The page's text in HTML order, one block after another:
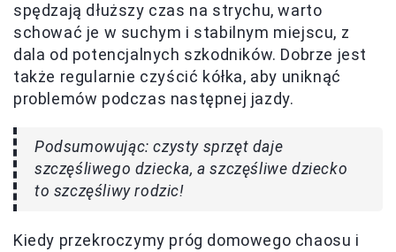
spędzają dłuższy czas na strychu, warto
schować je w suchym i stabilnym miejscu, z
dala od potencjalnych szkodników. Dobrze jest
także regularnie czyścić kółka, aby uniknąć
problemów podczas następnej jazdy.
Podsumowując: czysty sprzęt daje
szczęśliwego dziecka, a szczęśliwe dziecko
to szczęśliwy rodzic!
Kiedy przekroczymy próg domowego chaosu i